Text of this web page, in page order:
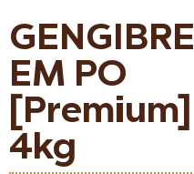
GENGIBRE
EM PO
[Premium]
4kg